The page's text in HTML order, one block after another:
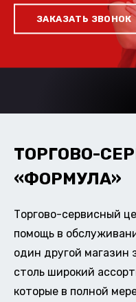
ЗАКАЗАТЬ ЗВОНОК
ТОРГОВО-
«ФОРМУЛА»
Торгово-сервисный
помощь в
один другой магазин
столь широкий
которые в полной